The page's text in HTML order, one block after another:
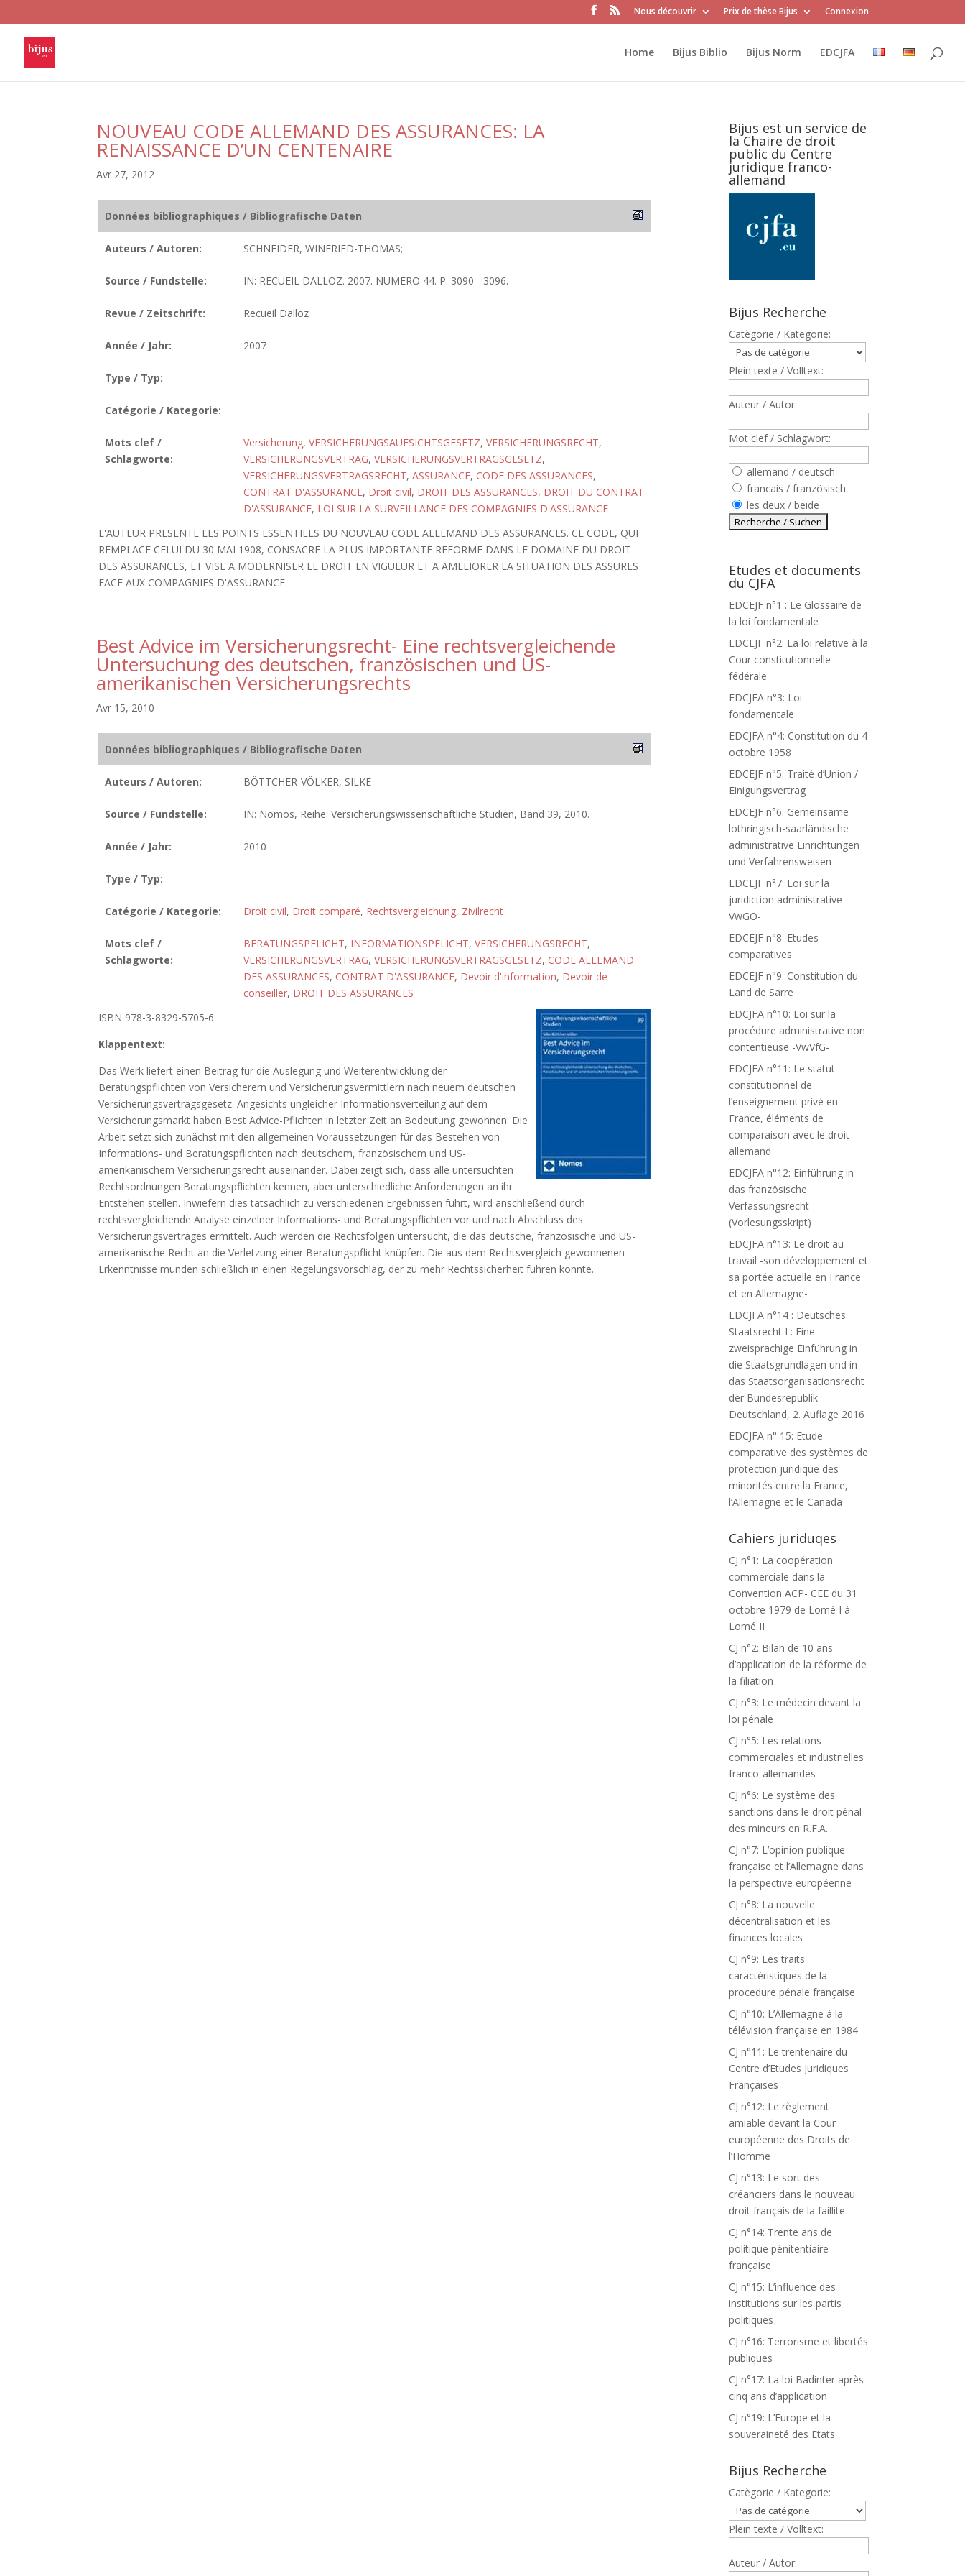
Nous découvrir Prix de thèse Bijus Connexion
Home Bijus Biblio Bijus Norm EDCJFA
NOUVEAU CODE ALLEMAND DES ASSURANCES: LA
RENAISSANCE D’UN CENTENAIRE
Avr 27, 2012
Données bibliographiques / Bibliografische Daten
Auteurs / Autoren: SCHNEIDER, WINFRIED-THOMAS;
Source / Fundstelle: IN: RECUEIL DALLOZ. 2007. NUMERO 44. P. 3090 - 3096.
Revue / Zeitschrift: Recueil Dalloz
Année / Jahr: 2007
Type / Typ:
Catégorie / Kategorie:
Mots clef /
Schlagworte:
Versicherung, VERSICHERUNGSAUFSICHTSGESETZ, VERSICHERUNGSRECHT,
VERSICHERUNGSVERTRAG, VERSICHERUNGSVERTRAGSGESETZ,
VERSICHERUNGSVERTRAGSRECHT, ASSURANCE, CODE DES ASSURANCES,
CONTRAT D'ASSURANCE, Droit civil, DROIT DES ASSURANCES, DROIT DU CONTRAT
D'ASSURANCE, LOI SUR LA SURVEILLANCE DES COMPAGNIES D'ASSURANCE
L'AUTEUR PRESENTE LES POINTS ESSENTIELS DU NOUVEAU CODE ALLEMAND DES ASSURANCES. CE CODE, QUI
REMPLACE CELUI DU 30 MAI 1908, CONSACRE LA PLUS IMPORTANTE REFORME DANS LE DOMAINE DU DROIT
DES ASSURANCES, ET VISE A MODERNISER LE DROIT EN VIGUEUR ET A AMELIORER LA SITUATION DES ASSURES
FACE AUX COMPAGNIES D'ASSURANCE.
Best Advice im Versicherungsrecht- Eine rechtsvergleichende
Untersuchung des deutschen, französischen und US-
amerikanischen Versicherungsrechts
Avr 15, 2010
Données bibliographiques / Bibliografische Daten
Auteurs / Autoren: BÖTTCHER-VÖLKER, SILKE
Source / Fundstelle: IN: Nomos, Reihe: Versicherungswissenschaftliche Studien, Band 39, 2010.
Année / Jahr: 2010
Type / Typ:
Catégorie / Kategorie: Droit civil, Droit comparé, Rechtsvergleichung, Zivilrecht
Mots clef /
Schlagworte:
BERATUNGSPFLICHT, INFORMATIONSPFLICHT, VERSICHERUNGSRECHT,
VERSICHERUNGSVERTRAG, VERSICHERUNGSVERTRAGSGESETZ, CODE ALLEMAND
DES ASSURANCES, CONTRAT D'ASSURANCE, Devoir d'information, Devoir de
conseiller, DROIT DES ASSURANCES
ISBN 978-3-8329-5705-6
Klappentext:
Das Werk liefert einen Beitrag für die Auslegung und Weiterentwicklung der
Beratungspflichten von Versicherern und Versicherungsvermittlern nach neuem deutschen
Versicherungsvertragsgesetz. Angesichts ungleicher Informationsverteilung auf dem
Versicherungsmarkt haben Best Advice-Pflichten in letzter Zeit an Bedeutung gewonnen. Die
Arbeit setzt sich zunächst mit den allgemeinen Voraussetzungen für das Bestehen von
Informations- und Beratungspflichten nach deutschem, französischem und US-
amerikanischem Versicherungsrecht auseinander. Dabei zeigt sich, dass alle untersuchten
Rechtsordnungen Beratungspflichten kennen, aber unterschiedliche Anforderungen an ihr
Entstehen stellen. Inwiefern dies tatsächlich zu verschiedenen Ergebnissen führt, wird anschließend durch
rechtsvergleichende Analyse einzelner Informations- und Beratungspflichten vor und nach Abschluss des
Versicherungsvertrages ermittelt. Auch werden die Rechtsfolgen untersucht, die das deutsche, französische und US-
amerikanische Recht an die Verletzung einer Beratungspflicht knüpfen. Die aus dem Rechtsvergleich gewonnenen
Erkenntnisse münden schließlich in einen Regelungsvorschlag, der zu mehr Rechtssicherheit führen könnte.
Bijus est un service de
la Chaire de droit
public du Centre
juridique franco-
allemand
Bijus Recherche
Catègorie / Kategorie:
Plein texte / Volltext:
Auteur / Autor:
Mot clef / Schlagwort:
allemand / deutsch
francais / französisch
les deux / beide
Etudes et documents
du CJFA
EDCEJF n°1 : Le Glossaire de
la loi fondamentale
EDCEJF n°2: La loi relative à la
Cour constitutionnelle
fédérale
EDCJFA n°3: Loi
fondamentale
EDCJFA n°4: Constitution du 4
octobre 1958
EDCEJF n°5: Traité d’Union /
Einigungsvertrag
EDCEJF n°6: Gemeinsame
lothringisch-saarländische
administrative Einrichtungen
und Verfahrensweisen
EDCEJF n°7: Loi sur la
juridiction administrative -
VwGO-
EDCEJF n°8: Etudes
comparatives
EDCEJF n°9: Constitution du
Land de Sarre
EDCJFA n°10: Loi sur la
procédure administrative non
contentieuse -VwVfG-
EDCJFA n°11: Le statut
constitutionnel de
l’enseignement privé en
France, éléments de
comparaison avec le droit
allemand
EDCJFA n°12: Einführung in
das französische
Verfassungsrecht
(Vorlesungsskript)
EDCJFA n°13: Le droit au
travail -son développement et
sa portée actuelle en France
et en Allemagne-
EDCJFA n°14 : Deutsches
Staatsrecht I : Eine
zweisprachige Einführung in
die Staatsgrundlagen und in
das Staatsorganisationsrecht
der Bundesrepublik
Deutschland, 2. Auflage 2016
EDCJFA n° 15: Etude
comparative des systèmes de
protection juridique des
minorités entre la France,
l’Allemagne et le Canada
Cahiers juriduqes
CJ n°1: La coopération
commerciale dans la
Convention ACP- CEE du 31
octobre 1979 de Lomé I à
Lomé II
CJ n°2: Bilan de 10 ans
d’application de la réforme de
la filiation
CJ n°3: Le médecin devant la
loi pénale
CJ n°5: Les relations
commerciales et industrielles
franco-allemandes
CJ n°6: Le système des
sanctions dans le droit pénal
des mineurs en R.F.A.
CJ n°7: L’opinion publique
française et l’Allemagne dans
la perspective européenne
CJ n°8: La nouvelle
décentralisation et les
finances locales
CJ n°9: Les traits
caractéristiques de la
procedure pénale française
CJ n°10: L’Allemagne à la
télévision française en 1984
CJ n°11: Le trentenaire du
Centre d’Etudes Juridiques
Françaises
CJ n°12: Le règlement
amiable devant la Cour
européenne des Droits de
l’Homme
CJ n°13: Le sort des
créanciers dans le nouveau
droit français de la faillite
CJ n°14: Trente ans de
politique pénitentiaire
française
CJ n°15: L’influence des
institutions sur les partis
politiques
CJ n°16: Terrorisme et libertés
publiques
CJ n°17: La loi Badinter après
cinq ans d’application
CJ n°19: L’Europe et la
souveraineté des Etats
Bijus Recherche
Catègorie / Kategorie:
Plein texte / Volltext:
Auteur / Autor: